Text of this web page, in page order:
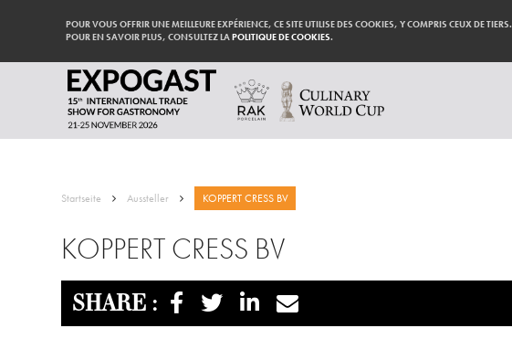
POUR VOUS OFFRIR UNE MEILLEURE EXPÉRIENCE, CE SITE UTILISE DES COOKIES, Y COMPRIS CEUX DE TIERS.
POUR EN SAVOIR PLUS, CONSULTEZ LAPOLITIQUE DE COOKIES.
Startseite Aussteller KOPPERT CRESS BV
KOPPERT CRESS BV
SHARE :